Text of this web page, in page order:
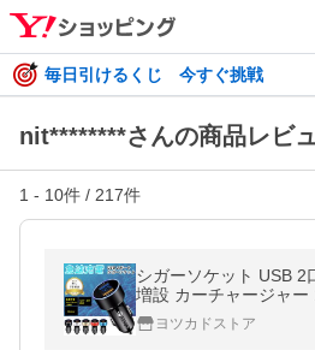
毎日引けるくじ 今すぐ挑戦
nit********さんの商品レビ
1 - 10件 / 217件
シガーソケット USB 2口
増設 カーチャージャ
ヨツカドストア